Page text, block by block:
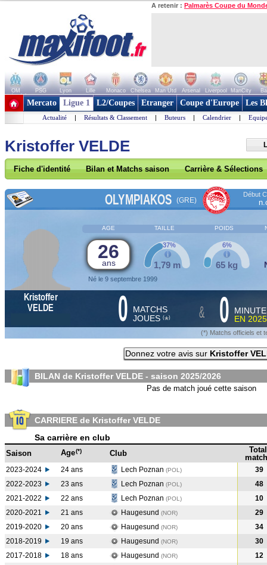
A retenir : Palmarès Coupe du
OM PSG Lyon Lille Monaco Chelsea Man Utd Arsenal Liverpool ManCity
+ de clubs
Mercato Ligue 1 L2/Coupes Etranger Coupe d'Europe Les
Actualité | Résultats & Classement | Buteurs | Calendrier |
Kristoffer VELDE
Fiche d'identité Bilan et Matchs saison Carrière & Sélections
OLYMPIAKOS (GRE)
Début
AGE TAILLE POIDS
26
ans
Né le 9 septembre 1999
1,79 m
37%
65 kg
6%
Kristoffer
VELDE
0 MATCHS
JOUES (*) & 0
EN
(*) Matchs officiels et
Donnez votre avis sur Kristoffer
BILAN de Kristoffer VELDE - saison 2025/2026
Pas de match joué cette saison
CARRIERE de Kristoffer VELDE
Sa carrière en club
Saison Age(*) Club
Total
2023-2024 24 ans Lech Poznan (POL )
39
2022-2023
23 ans Lech Poznan (POL )
48
2021-2022
22 ans Lech Poznan (POL )
10
2020-2021
21 ans Haugesund (NOR)
29
2019-2020
20 ans Haugesund (NOR)
34
2018-2019
19 ans Haugesund (NOR)
30
2017-2018
18 ans Haugesund (NOR)
12